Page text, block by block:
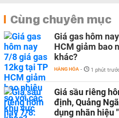
Cùng chuyên mục
Giá gas hôm
HCM giảm bao
khác?
HÀNG HÓA - 1 phút
Giá sầu riêng
định, Quảng
dụng nhãn hiệu